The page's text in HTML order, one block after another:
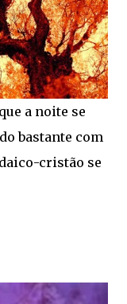
a noite se
bastante com
cristão se